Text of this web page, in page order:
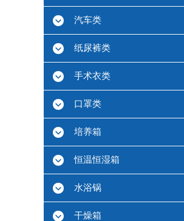
汽车类
纸尿裤类
手术衣类
口罩类
培养箱
恒温恒湿箱
水浴锅
干燥箱